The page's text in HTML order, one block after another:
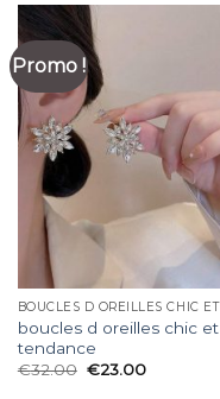
Promo !
boucles d oreilles chic et
tendance
€32.00 €23.00